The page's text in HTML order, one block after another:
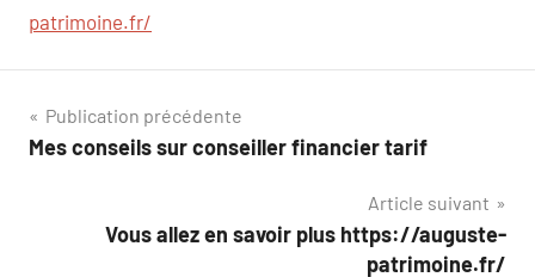
patrimoine.fr/
Navigation
de
Publication précédente
Mes conseils sur conseiller financier tarif
Article suivant
Vous allez en savoir plus https://auguste-
patrimoine.fr/